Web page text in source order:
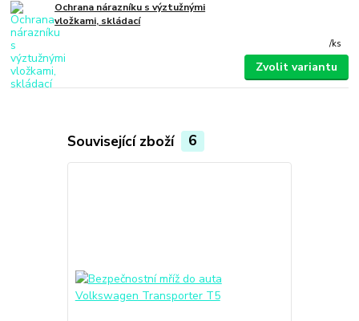
Ochrana nárazníku s výztužnými
vložkami, skládací
/ks
Zvolit variantu
Související zboží 6